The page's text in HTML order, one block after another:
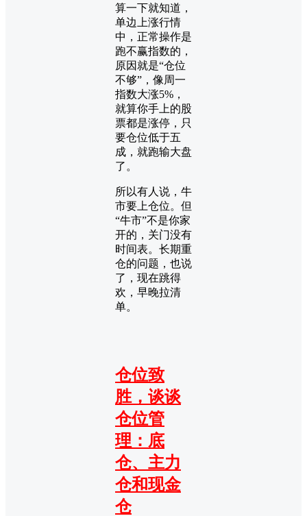
算一下就知道，
单边上涨行情
中，正常操作是
跑不赢指数的，
原因就是“仓位
不够”，像周一
指数大涨5%，
就算你手上的股
票都是涨停，只
要仓位低于五
成，就跑输大盘
了。
所以有人说，牛
市要上仓位。但
“牛市”不是你家
开的，关门没有
时间表。长期重
仓的问题，也说
了，现在跳得
欢，早晚拉清
单。
仓位致
胜，谈谈
仓位管
理：底
仓、主力
仓和现金
仓